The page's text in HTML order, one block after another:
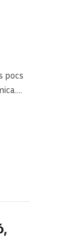
pocs